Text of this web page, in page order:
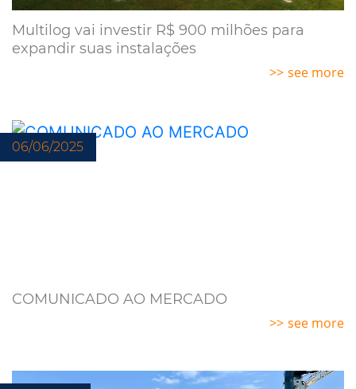
Multilog vai investir R$ 900 milhões para
expandir suas instalações
see more
06/06/2025
COMUNICADO AO MERCADO
see more